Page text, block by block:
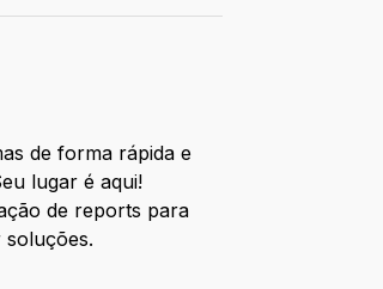
de forma rápida e
lugar é aqui!
de reports para
soluções.